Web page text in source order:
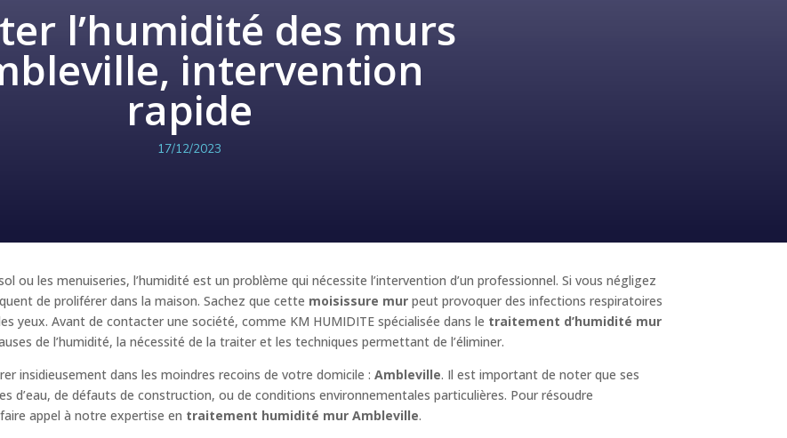
l’humidité des murs
intervention
rapide
17/12/2023
ou les menuiseries, l’humidité est un problème qui nécessite l’intervention d’un professionnel. Si vous négligez
de proliférer dans la maison. Sachez que cette moisissure mur peut provoquer des infections respiratoires
yeux. Avant de contacter une société, comme KM HUMIDITE spécialisée dans le traitement d’humidité mur
de l’humidité, la nécessité de la traiter et les techniques permettant de l’éliminer.
insidieusement dans les moindres recoins de votre domicile :Ambleville. Il est important de noter que ses
d’eau, de défauts de construction, ou de conditions environnementales particulières. Pour résoudre
appel à notre expertise en traitement humidité mur Ambleville.